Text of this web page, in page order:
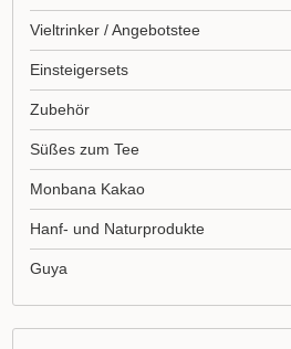
Vieltrinker / Angebotstee
Einsteigersets
Zubehör
Süßes zum Tee
Monbana Kakao
Hanf- und Naturprodukte
Guya